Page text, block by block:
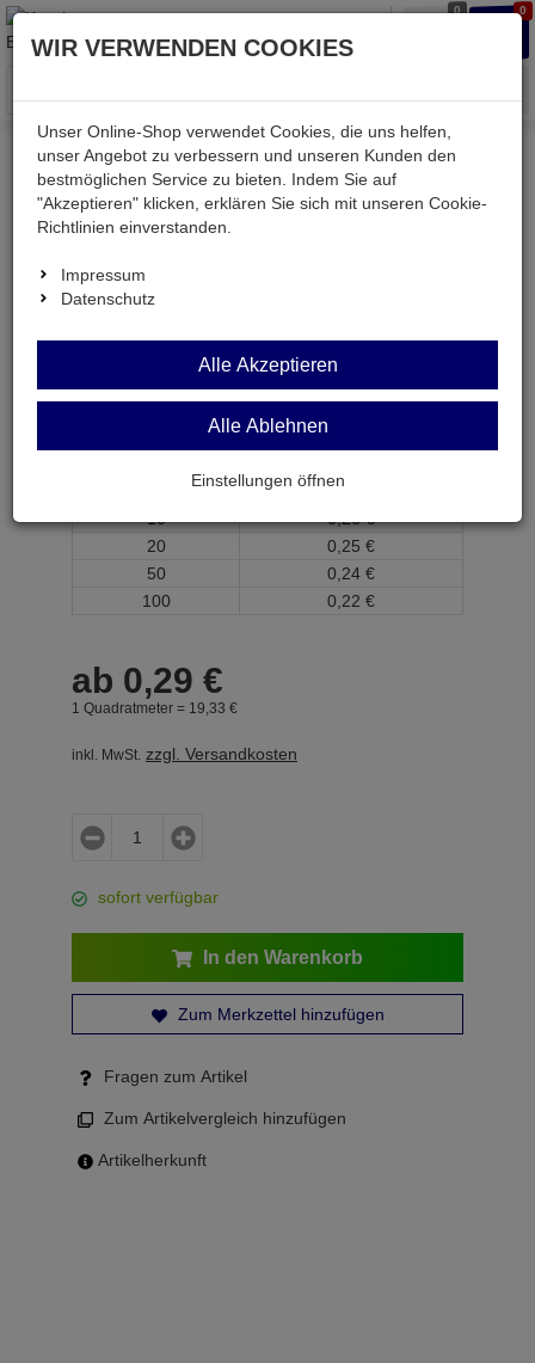
0 0
Menü
Weiter einkaufen Kessler electronic PPD100
PPD100
leitfähiger PE-Beutel durchsichtig pink 100x150mm
543410;0
0,29
10
0,26 €
20
0, 25 €
50
0, 24 €
100
0, 22 €
ab 0,29 €
1 Quadratmeter = 19, 33 €
inkl. MwSt. zzgl. Versandkosten
sofort verfügbar
In den Warenkorb
Zum Merkzettel hinzufügen
Fragen zum Artikel
Zum Artikelvergleich hinzufügen
Artikelherkunft
WIR VERWENDEN COOKIES
Unser Online-Shop verwendet Cookies, die uns helfen,
unser Angebot zu verbessern und unseren Kunden den
bestmöglichen Service zu bieten. Indem Sie auf
"Akzeptieren" klicken, erklären Sie sich mit unseren Cookie-
Richtlinien einverstanden.
Impressum
Datenschutz
Alle Akzeptieren
Alle Ablehnen
Einstellungen öffnen